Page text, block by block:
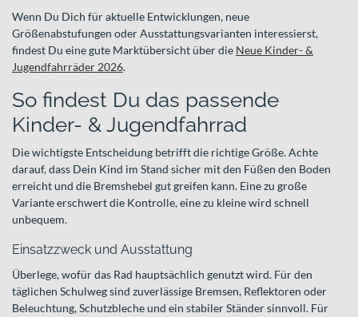
Wenn Du Dich für aktuelle Entwicklungen, neue
Größenabstufungen oder Ausstattungsvarianten interessierst,
findest Du eine gute Marktübersicht über die Neue Kinder- &
Jugendfahrräder 2026.
So findest Du das passende
Kinder- & Jugendfahrrad
Die wichtigste Entscheidung betrifft die richtige Größe. Achte
darauf, dass Dein Kind im Stand sicher mit den Füßen den Boden
erreicht und die Bremshebel gut greifen kann. Eine zu große
Variante erschwert die Kontrolle, eine zu kleine wird schnell
unbequem.
Einsatzzweck und Ausstattung
Überlege, wofür das Rad hauptsächlich genutzt wird. Für den
täglichen Schulweg sind zuverlässige Bremsen, Reflektoren oder
Beleuchtung, Schutzbleche und ein stabiler Ständer sinnvoll. Für